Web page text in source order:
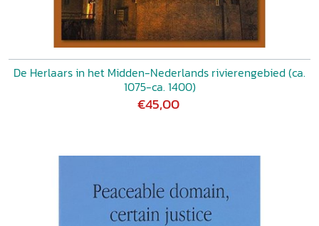
De Herlaars in het Midden-Nederlands rivierengebied (ca.
1075-ca. 1400)
€45,00